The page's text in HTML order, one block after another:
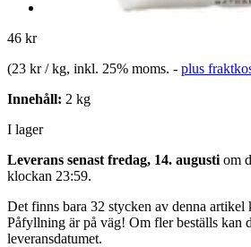
46 kr
(23 kr / kg, inkl. 25% moms. - plus
Innehåll: 2 kg
I lager
Leverans senast fredag, 14. augusti om
klockan 23:59.
Det finns bara 32 stycken av denna artikel
Påfyllning är på väg! Om fler beställs kan
leveransdatumet.